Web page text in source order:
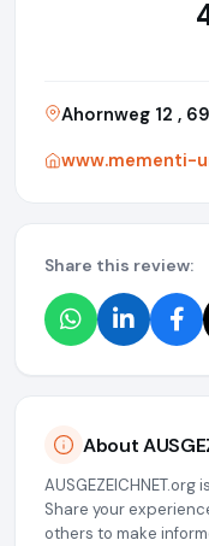
Ahornweg 12 ,
www.mementi-
Share this review:
About
Share your
others to make